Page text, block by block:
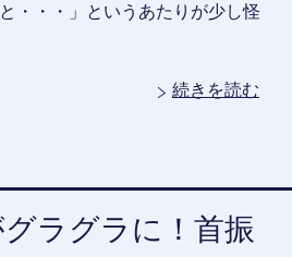
・・・」というあたりが少し怪
続きを読む
ラグラに！首振